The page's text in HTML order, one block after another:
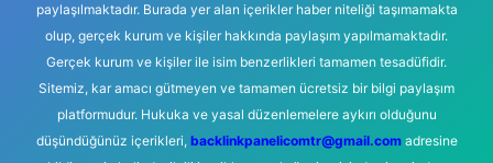
paylaşılmaktadır. Burada yer alan içerikler haber niteliği taşımamakta
olup, gerçek kurum ve kişiler hakkında paylaşım yapılmamaktadır.
Gerçek kurum ve kişiler ile isim benzerlikleri tamamen tesadüfidir.
Sitemiz, kar amacı gütmeyen ve tamamen ücretsiz bir bilgi paylaşım
platformudur. Hukuka ve yasal düzenlemelere aykırı olduğunu
düşündüğünüz içerikleri, backlinkpanelicomtr@gmail.comadresine